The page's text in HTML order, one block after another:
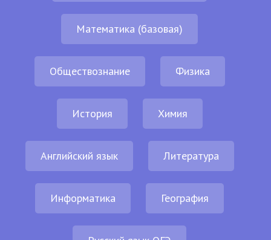
Математика (базовая)
Обществознание Физика
История Химия
Английский язык Литература
Информатика География